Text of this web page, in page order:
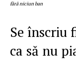
fără niciun ban
Se înscriu
ca să nu